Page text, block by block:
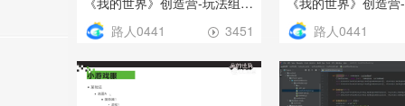
3451
路人0441 路人0441